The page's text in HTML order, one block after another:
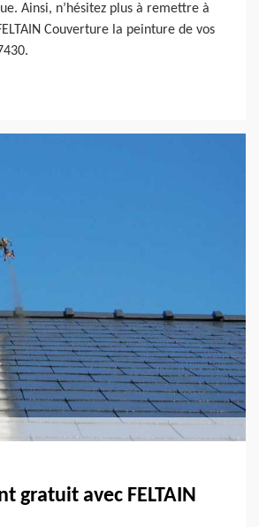
Ainsi, n’hésitez plus à remettre à
Couverture la peinture de vos
gratuit avec FELTAIN